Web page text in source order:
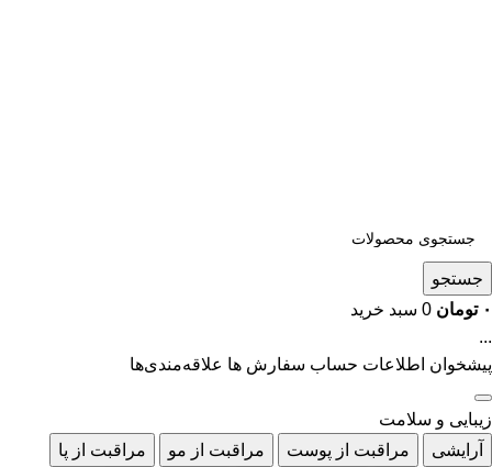
جستجو
۰ تومان 0 سبد خرید
...
پیشخوان اطلاعات حساب سفارش ها علاقه‌مندی‌ها
زیبایی و سلامت
آرایشی
مراقبت از پوست مراقبت از مو
مراقبت از پا